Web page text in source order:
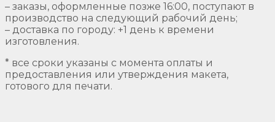
– заказы, оформленные позже 16:00, поступают в
производство на следующий рабочий день;
– доставка по городу: +1 день к времени
изготовления.
* все сроки указаны с момента оплаты и
предоставления или утверждения макета,
готового для печати.